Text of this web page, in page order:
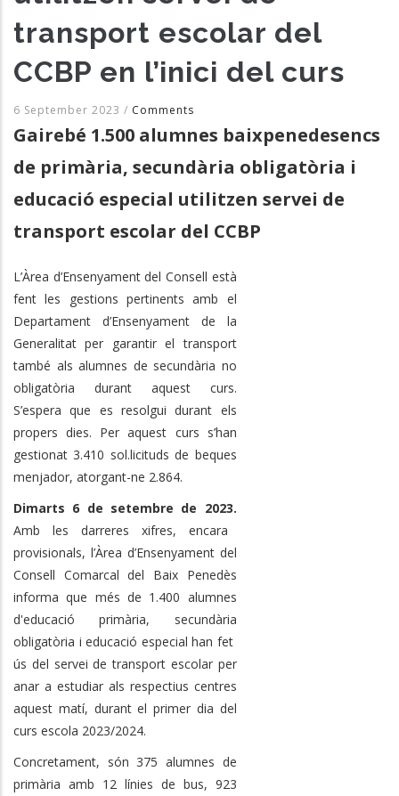
transport escolar del
CCBP en l’inici del curs
6 September 2023 / Comments
Gairebé 1.500 alumnes baixpenedesencs
de primària, secundària obligatòria i
educació especial utilitzen servei de
transport escolar del CCBP
L’Àrea d’Ensenyament del Consell està
fent les gestions pertinents amb el
Departament d’Ensenyament de la
Generalitat per garantir el transport
també als alumnes de secundària no
obligatòria durant aquest curs.
S’espera que es resolgui durant els
propers dies. Per aquest curs s’han
gestionat 3.410 sol.licituds de beques
menjador, atorgant-ne 2.864.
Dimarts 6 de setembre de 2023.
Amb les darreres xifres, encara
provisionals, l’Àrea d’Ensenyament del
Consell Comarcal del Baix Penedès
informa que més de 1.400 alumnes
d'educació primària, secundària
obligatòria i educació especial han fet
ús del servei de transport escolar per
anar a estudiar als respectius centres
aquest matí, durant el primer dia del
curs escola 2023/2024.
Concretament, són 375 alumnes de
primària amb 12 línies de bus, 923